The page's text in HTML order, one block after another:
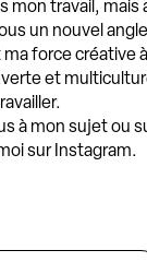
mon travail, mais
un nouvel
force créative à
et
à mon sujet ou
sur Instagram.